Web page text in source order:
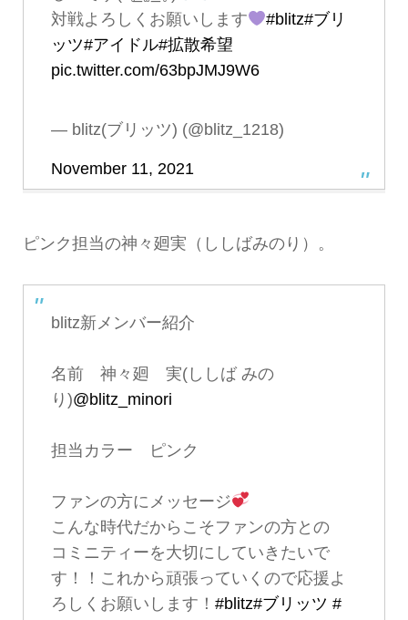
対戦よろしくお願いします
#blitz#ブリ
ッツ#アイドル#拡散希望
pic.twitter.com/63bpJMJ9W6
— blitz(ブリッツ) (@blitz_1218)
November 11, 2021
ピンク担当の神々廻実（ししばみのり）。
blitz新メンバー紹介
名前 神々廻 実(ししば みの
り)@blitz_minori
担当カラー ピンク
ファンの方にメッセージ
こんな時代だからこそファンの方との
コミニティーを大切にしていきたいで
す！！これから頑張っていくので応援よ
ろしくお願いします！ #blitz#ブリッツ #